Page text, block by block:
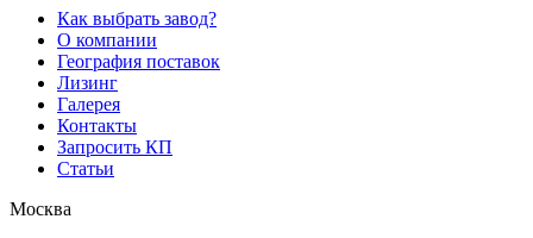
Как выбрать завод?
О компании
География поставок
Лизинг
Галерея
Контакты
Запросить КП
Статьи
Москва